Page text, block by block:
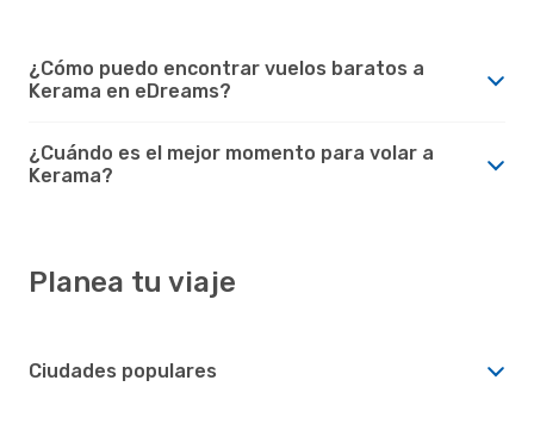
¿Cómo puedo encontrar vuelos baratos a
Kerama en eDreams?
¿Cuándo es el mejor momento para volar a
Kerama?
Planea tu viaje
Ciudades populares